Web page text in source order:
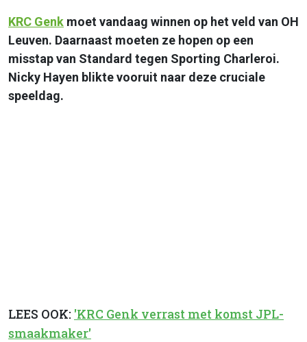
KRC Genk moet vandaag winnen op het veld van OH
Leuven. Daarnaast moeten ze hopen op een
misstap van Standard tegen Sporting Charleroi.
Nicky Hayen blikte vooruit naar deze cruciale
speeldag.
LEES OOK: 'KRC Genk verrast met komst JPL-
smaakmaker'